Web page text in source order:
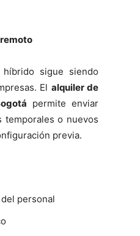
sigue siendo
El alquiler de
permite enviar
temporales o nuevos
previa.
personal